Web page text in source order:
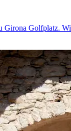
Girona Golfplatz.